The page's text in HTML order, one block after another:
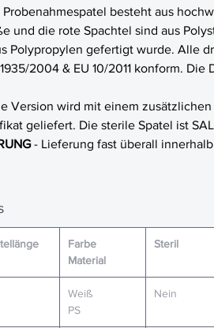
Probenahmespatel besteht aus
und die rote Spachtel sind aus
Polypropylen gefertigt wurde. Alle
2004 & EU 10/2011 konform. Die
Version wird mit einem zusätzlichen
geliefert. Die sterile Spatel ist
- Lieferung fast überall innerhalb
Farbe
Material
Steril
Weiß
PS
Nein